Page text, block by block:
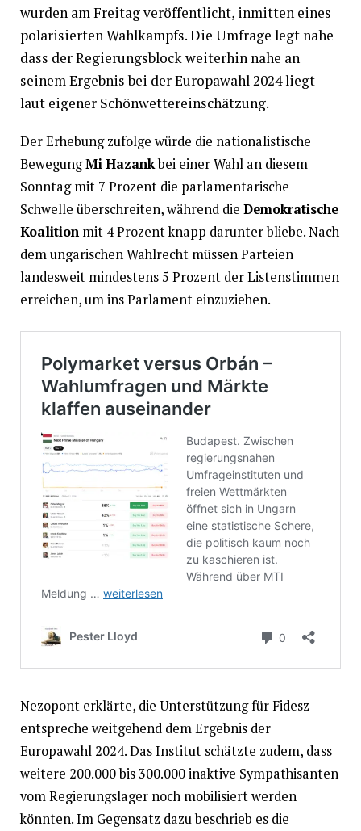
wurden am Freitag veröffentlicht, inmitten eines
polarisierten Wahlkampfs. Die Umfrage legt nahe
dass der Regierungsblock weiterhin nahe an
seinem Ergebnis bei der Europawahl 2024 liegt –
laut eigener Schönwettereinschätzung.
Der Erhebung zufolge würde die nationalistische
BewegungMi Hazankbei einer Wahl an diesem
Sonntag mit 7 Prozent die parlamentarische
Schwelle überschreiten, während die Demokratische
Koalition mit 4 Prozent knapp darunter bliebe. Nach
dem ungarischen Wahlrecht müssen Parteien
landesweit mindestens 5 Prozent der Listenstimmen
erreichen, um ins Parlament einzuziehen.
Nezopont erklärte, die Unterstützung für Fidesz
entspreche weitgehend dem Ergebnis der
Europawahl 2024. Das Institut schätzte zudem, dass
weitere 200.000 bis 300.000 inaktive Sympathisanten
vom Regierungslager noch mobilisiert werden
könnten. Im Gegensatz dazu beschrieb es die